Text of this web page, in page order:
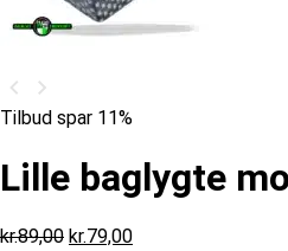
Tilbud spar 11%
Lille baglygte
kr.89,00 Den
kr.79,00Den